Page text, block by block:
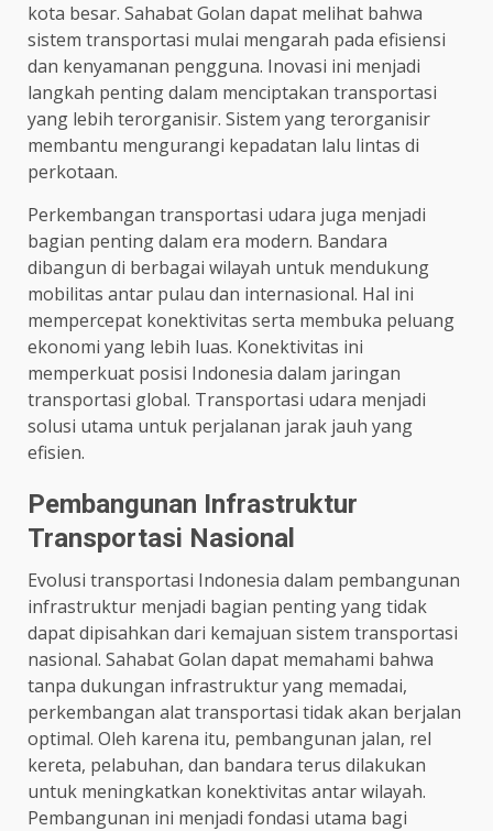
kota besar. Sahabat Golan dapat melihat bahwa
sistem transportasi mulai mengarah pada efisiensi
dan kenyamanan pengguna. Inovasi ini menjadi
langkah penting dalam menciptakan transportasi
yang lebih terorganisir. Sistem yang terorganisir
membantu mengurangi kepadatan lalu lintas di
perkotaan.
Perkembangan transportasi udara juga menjadi
bagian penting dalam era modern. Bandara
dibangun di berbagai wilayah untuk mendukung
mobilitas antar pulau dan internasional. Hal ini
mempercepat konektivitas serta membuka peluang
ekonomi yang lebih luas. Konektivitas ini
memperkuat posisi Indonesia dalam jaringan
transportasi global. Transportasi udara menjadi
solusi utama untuk perjalanan jarak jauh yang
efisien.
Pembangunan Infrastruktur
Transportasi Nasional
Evolusi transportasi Indonesia dalam pembangunan
infrastruktur menjadi bagian penting yang tidak
dapat dipisahkan dari kemajuan sistem transportasi
nasional. Sahabat Golan dapat memahami bahwa
tanpa dukungan infrastruktur yang memadai,
perkembangan alat transportasi tidak akan berjalan
optimal. Oleh karena itu, pembangunan jalan, rel
kereta, pelabuhan, dan bandara terus dilakukan
untuk meningkatkan konektivitas antar wilayah.
Pembangunan ini menjadi fondasi utama bagi